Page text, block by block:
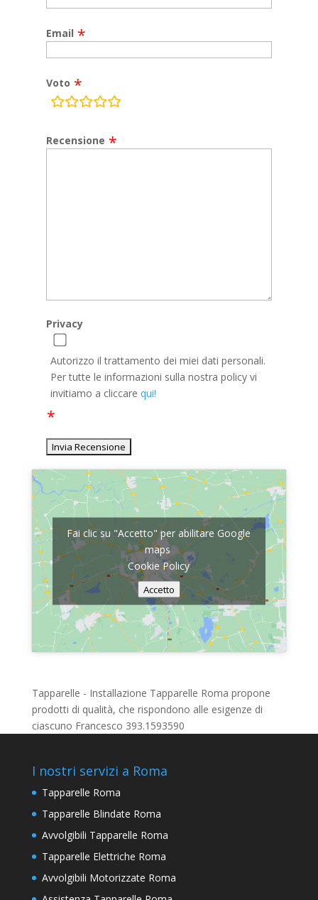
Email
Voto
rating
Recensione
Privacy
Autorizzo il trattamento dei miei dati personali.
Per tutte le informazioni sulla nostra policy vi
invitiamo a cliccare qui!
Fai clic su "Accetto" per abilitare Google
maps
Cookie Policy
Accetto
Tapparelle - Installazione Tapparelle Roma propone
prodotti di qualità, che rispondono alle esigenze di
ciascuno Francesco 393.1593590
I nostri servizi a Roma
Tapparelle Roma
Tapparelle Blindate Roma
Avvolgibili Tapparelle Roma
Tapparelle Elettriche Roma
Avvolgibili Motorizzate Roma